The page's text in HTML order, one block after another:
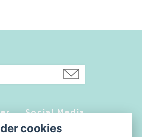
Social Media
Facebook
cookies